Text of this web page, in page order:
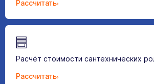
Рассчитать
Расчёт стоимости сантехнических
Рассчитать